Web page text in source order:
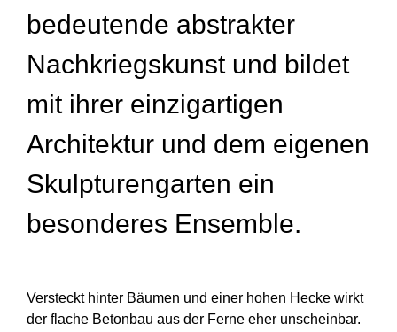
bedeutende abstrakter
Nachkriegskunst und bildet
mit ihrer einzigartigen
Architektur und dem eigenen
Skulpturengarten ein
besonderes Ensemble.
Versteckt hinter Bäumen und einer hohen Hecke wirkt
der flache Betonbau aus der Ferne eher unscheinbar.